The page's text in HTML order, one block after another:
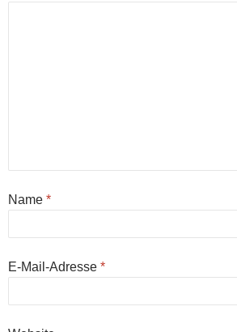
Name *
E-Mail-Adresse *